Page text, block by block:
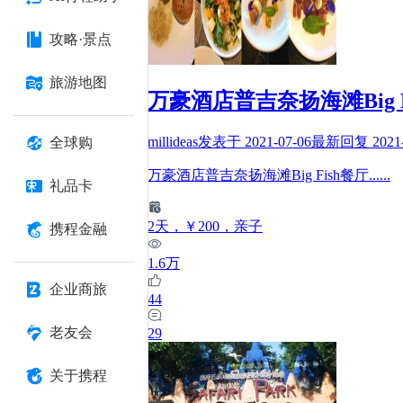
攻略·景点
旅游地图
全球购
礼品卡
携程金融
企业商旅
老友会
关于携程
万豪酒店普吉奈扬海滩Big
millideas发表于 2021-07-06最新回复
万豪酒店普吉奈扬海滩Big Fish餐厅......
2天 ，￥200 ，亲子
1.6万
44
29